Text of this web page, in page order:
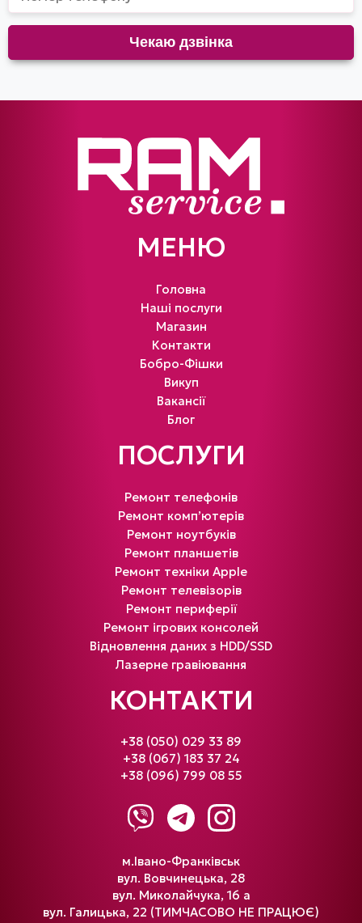
МЕНЮ
Головна
Наші послуги
Магазин
Контакти
Бобро-Фішки
Викуп
Вакансії
Блог
ПОСЛУГИ
Ремонт телефонів
Ремонт комп’ютерів
Ремонт ноутбуків
Ремонт планшетів
Ремонт техніки Apple
Ремонт телевізорів
Ремонт периферії
Ремонт ігрових консолей
Відновлення даних з HDD/SSD
Лазерне гравіювання
КОНТАКТИ
+38 (050) 029 33 89
+38 (067) 183 37 24
+38 (096) 799 08 55
м.Івано-Франківськ
вул. Вовчинецька, 28
вул. Миколайчука, 16 а
вул. Галицька, 22 (ТИМЧАСОВО НЕ ПРАЦЮЄ)